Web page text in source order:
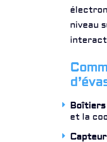
niveau
et la